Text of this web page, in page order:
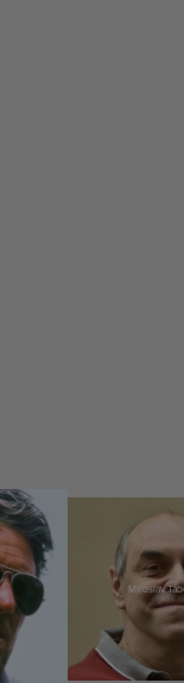
Miroslav